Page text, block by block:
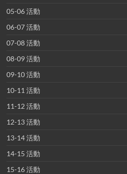
05-06 活動
06-07 活動
07-08 活動
08-09 活動
09-10 活動
10-11 活動
11-12 活動
12-13 活動
13-14 活動
14-15 活動
15-16 活動